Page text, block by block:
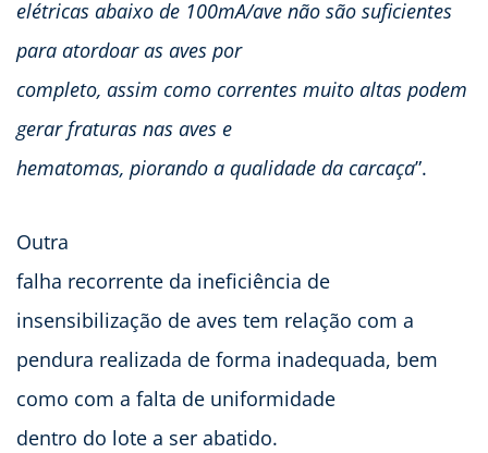
elétricas abaixo de 100mA/ave não são suficientes
para atordoar as aves por
completo, assim como correntes muito altas podem
gerar fraturas nas aves e
hematomas, piorando a qualidade da carcaça”.
Outra
falha recorrente da ineficiência de
insensibilização de aves tem relação com a
pendura realizada de forma inadequada, bem
como com a falta de uniformidade
dentro do lote a ser abatido.